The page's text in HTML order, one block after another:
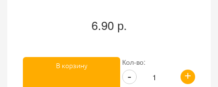
6.90 р.
Кол-во:
+
-
В корзину